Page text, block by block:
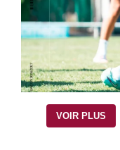
VOIR PLUS